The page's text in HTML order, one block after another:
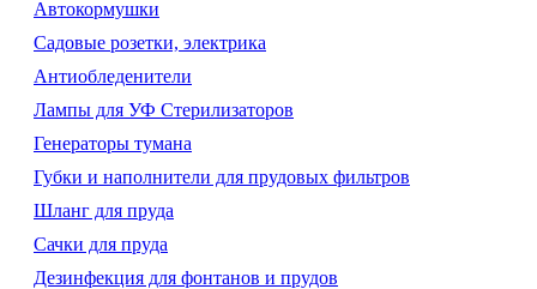
Автокормушки
Садовые розетки, электрика
Антиобледенители
Лампы для УФ Стерилизаторов
Генераторы тумана
Губки и наполнители для прудовых фильтров
Шланг для пруда
Сачки для пруда
Дезинфекция для фонтанов и прудов